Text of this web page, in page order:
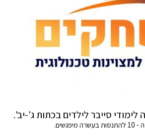
סייבר לילדים בכתות ג'-יב'.